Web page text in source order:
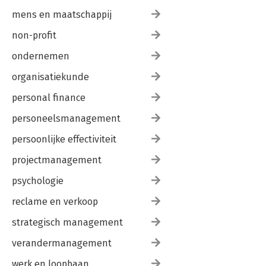
mens en maatschappij
non-profit
ondernemen
organisatiekunde
personal finance
personeelsmanagement
persoonlijke effectiviteit
projectmanagement
psychologie
reclame en verkoop
strategisch management
verandermanagement